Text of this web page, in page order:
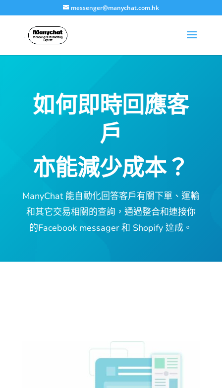
messenger@manychat.com.hk
如何即時回應客
戶
亦能減少成本？
ManyChat 能自動化回答客戶有關下單、運輸
和其它交易相關的查詢，通過整合和連接你
的Facebook messager 和 Shopify 達成。